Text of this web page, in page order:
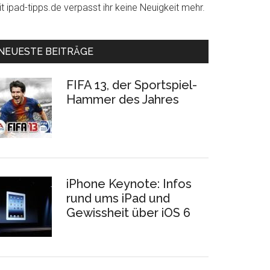
ipad-tipps.de verpasst ihr keine Neuigkeit mehr.
BEITRÄGE
FIFA 13, der Sportspiel-
Hammer des Jahres
iPhone Keynote: Infos
rund ums iPad und
Gewissheit über iOS 6